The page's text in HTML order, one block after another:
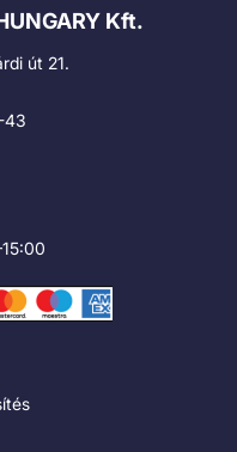
Kft.
út 21.
43